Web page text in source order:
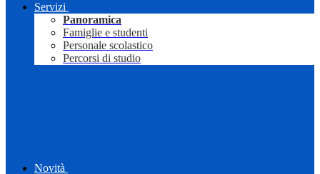
Servizi
Panoramica
Famiglie e studenti
Personale scolastico
Percorsi di studio
Novità